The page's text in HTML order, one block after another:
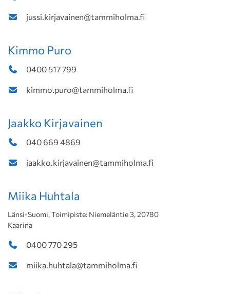
jussi.kirjavainen@tammiholma.fi
Kimmo Puro
0400 517 799
kimmo.puro@tammiholma.fi
Jaakko Kirjavainen
040 669 4869
jaakko.kirjavainen@tammiholma.fi
Miika Huhtala
Länsi-Suomi, Toimipiste: Niemeläntie 3, 20780
Kaarina
0400 770 295
miika.huhtala@tammiholma.fi